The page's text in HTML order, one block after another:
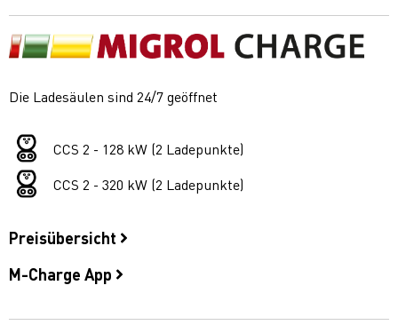
Die Ladesäulen sind 24/7 geöffnet
CCS 2 - 128 kW (2 Ladepunkte)
CCS 2 - 320 kW (2 Ladepunkte)
Preisübersicht
M-Charge App